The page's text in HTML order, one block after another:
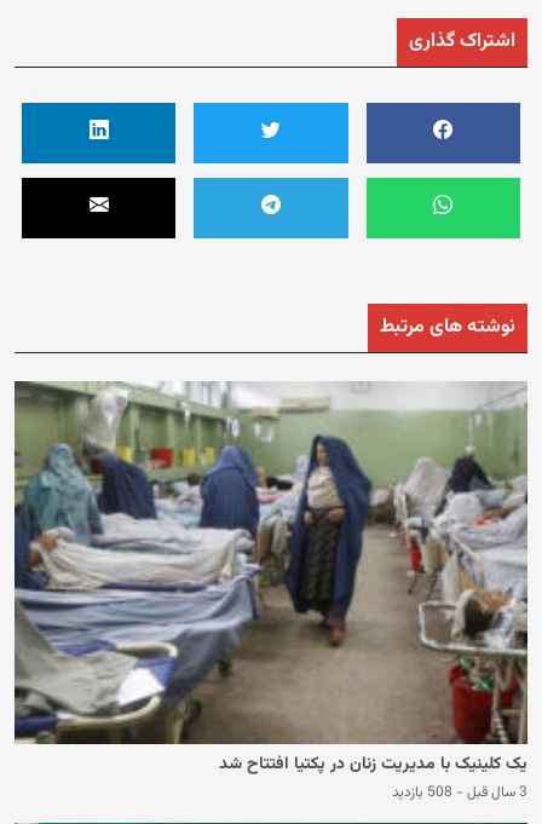
اشتراک گذاری
نوشته های مرتبط
یک کلینیک با مدیریت زنان در پکتیا افتتاح شد
3 سال قبل - 508 بازدید